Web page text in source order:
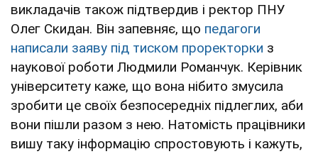
викладачів також підтвердив і ректор ПНУ
Олег Скидан. Він запевняє, що педагоги
написали заяву під тиском проректорки з
наукової роботи Людмили Романчук. Керівник
університету каже, що вона нібито змусила
зробити це своїх безпосередніх підлеглих, аби
вони пішли разом з нею. Натомість працівники
вишу таку інформацію спростовують і кажуть,